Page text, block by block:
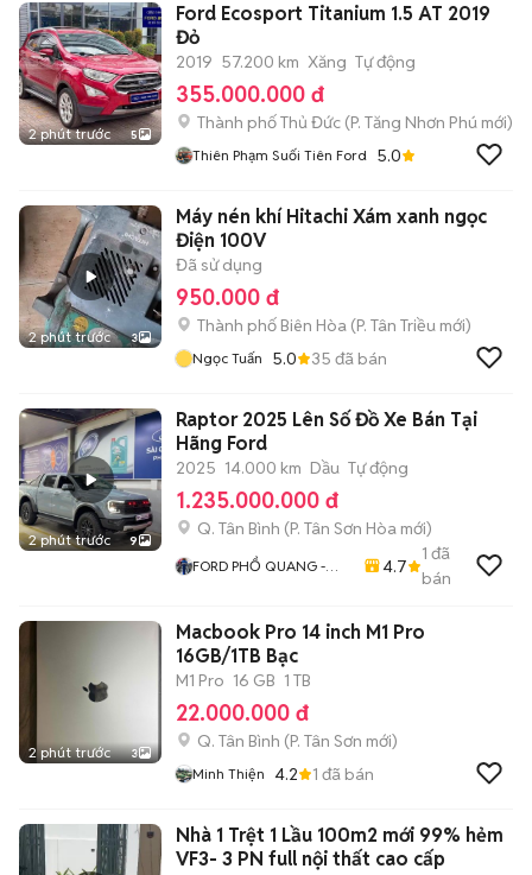
2 phút trước 5
Ford Ecosport Titanium 1.5 AT 2019
Đỏ
2019 57.200 km Xăng Tự động
355.000.000 đ
Thành phố Thủ Đức (P. Tăng Nhơn Phú mới)
Thiên Phạm Suối Tiên Ford 5.0
2 phút trước 3
Máy nén khí Hitachi Xám xanh ngọc
Điện 100V
Đã sử dụng
950.000 đ
Thành phố Biên Hòa (P. Tân Triều mới)
Ngọc Tuấn 5.0 35 đã bán
2 phút trước 9
Raptor 2025 Lên Số Đồ Xe Bán Tại
Hãng Ford
2025 14.000 km Dầu Tự động
1.235.000.000 đ
Q. Tân Bình (P. Tân Sơn Hòa mới)
FORD PHỔ QUANG -
4.7
1 đã
bán
2 phút trước 3
Macbook Pro 14 inch M1 Pro
16GB/1TB Bạc
M1 Pro 16 GB 1 TB
22.000.000 đ
Q. Tân Bình (P. Tân Sơn mới)
Minh Thiện 4.2 1 đã bán
Nhà 1 Trệt 1 Lầu 100m2 mới 99% hẻm
VF3- 3 PN full nội thất cao cấp